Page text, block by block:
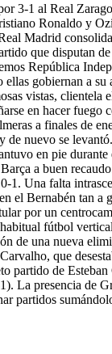
3-1 al Real
Ronaldo y
Madrid
que disputan
República
gobiernan
vistas,
en hacer
a finales de
nuevo se
en pie
a buen
Una falta
el Bernabén tan
por un
fútbol
de una nueva
que
partido de
La presencia
partidos